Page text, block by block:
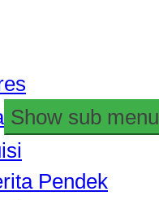
Show sub menu
Pendek